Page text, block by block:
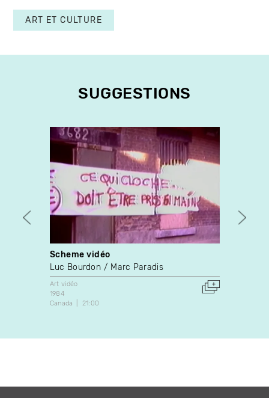
ART ET CULTURE
SUGGESTIONS
Scheme vidéo
Luc Bourdon
Marc Paradis
Art vidéo
1984
Canada
21:00